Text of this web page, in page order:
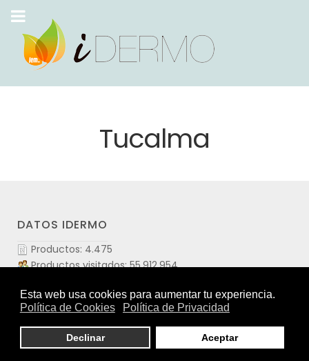
Tucalma
DATOS IDERMO
Productos: 4.475
Productos visitados: 55.912.954
Marcas: 413
Valoraciones: 16.978